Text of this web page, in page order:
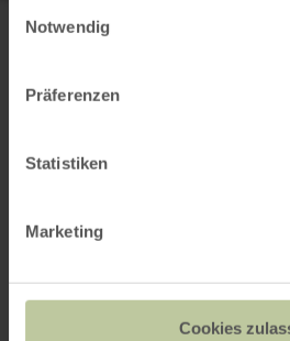
Notwendig
Präferenzen
Statistiken
Marketing
Cookies
Tiefenbachtalstraße
Afficher sur la carte
Cela pourrait
également
intéresser